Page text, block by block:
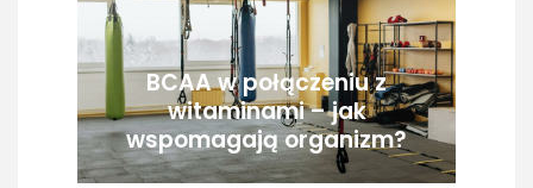
BCAA w połączeniu z
witaminami – jak
wspomagają organizm?